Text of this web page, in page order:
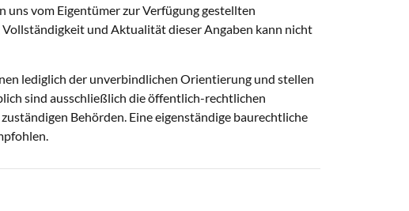
uns vom Eigentümer zur Verfügung gestellten
und Aktualität dieser Angaben kann nicht
lediglich der unverbindlichen Orientierung und stellen
sind ausschließlich die öffentlich-rechtlichen
Behörden. Eine eigenständige baurechtliche